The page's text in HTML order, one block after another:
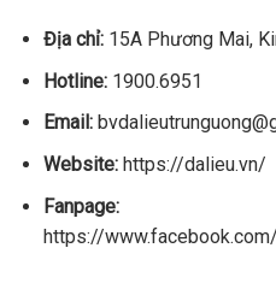
Địa chỉ: 15A Phương Mai,
Hotline:1900.6951
Email:
Website:https://dalieu.vn/
Fanpage:
https://